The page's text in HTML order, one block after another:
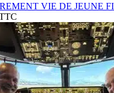
VIE DE JEUNE
de
prix :
169,00€